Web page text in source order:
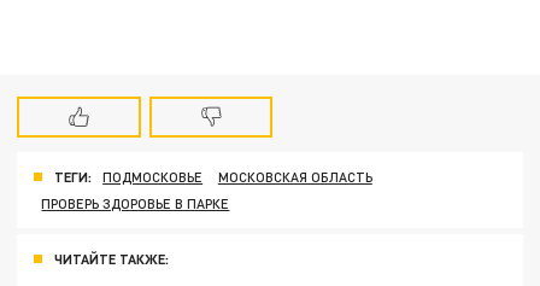
ТЕГИ: ПОДМОСКОВЬЕ
МОСКОВСКАЯ ОБЛАСТЬ
ПРОВЕРЬ ЗДОРОВЬЕ В ПАРКЕ
ЧИТАЙТЕ ТАКЖЕ: